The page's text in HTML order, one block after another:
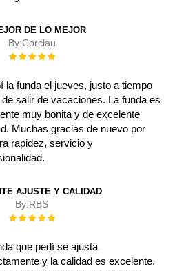
DE LO MEJOR
By:Corclau
Rating:
la funda el jueves, justo a tiempo
salir de vacaciones. La funda es
muy bonita y de excelente
Muchas gracias de nuevo por
rapidez, servicio y
AJUSTE Y CALIDAD
By:RBS
Rating:
que pedí se ajusta
y la calidad es excelente.